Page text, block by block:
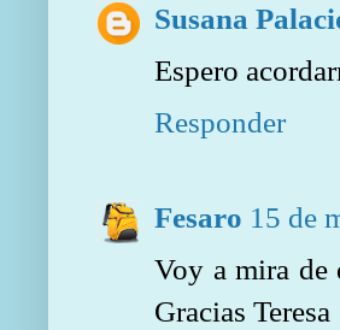
Susana
Espero
Responder
Fesaro 15 de
Voy a mira de
Gracias Teresa